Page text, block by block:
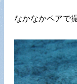
なかなかペアで